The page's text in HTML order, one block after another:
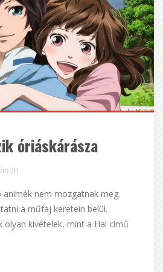
óriáskárásza
nem mozgatnak meg.
a műfaj keretein belül.
olyan kivételek, mint a Hal című